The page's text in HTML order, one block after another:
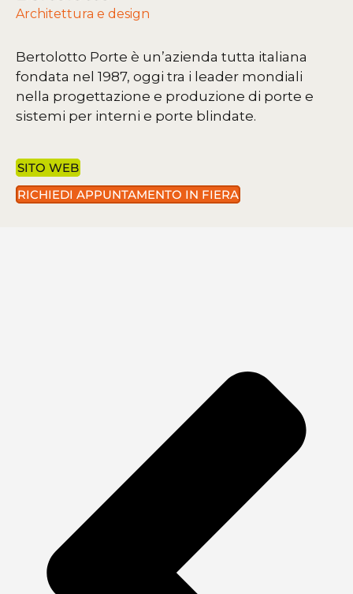
Architettura e design
Bertolotto Porte è un’azienda tutta italiana
fondata nel 1987, oggi tra i leader mondiali
nella progettazione e produzione di porte e
sistemi per interni e porte blindate.
SITO WEB
RICHIEDI APPUNTAMENTO IN FIERA